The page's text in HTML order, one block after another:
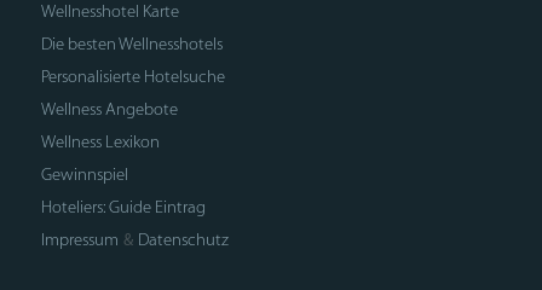
Wellnesshotel Karte
Die besten Wellnesshotels
Personalisierte Hotelsuche
Wellness Angebote
Wellness Lexikon
Gewinnspiel
Hoteliers: Guide Eintrag
Impressum & Datenschutz